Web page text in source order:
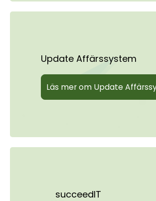
Update Affärssystem
Läs mer om Update
succeedIT